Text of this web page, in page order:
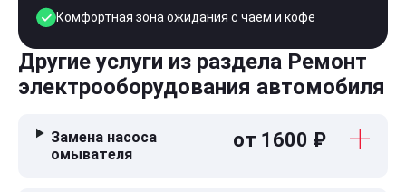
Комфортная зона ожидания с чаем и кофе
Другие услуги из раздела Ремонт
электрооборудования автомобиля
Замена насоса
омывателя
от 1600 ₽